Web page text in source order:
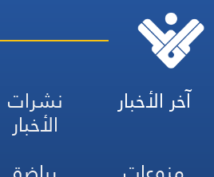
آخر الأخبار نشرات
الأخبار